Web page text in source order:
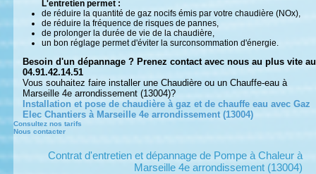
L'entretien permet :
de réduire la quantité de gaz nocifs émis par votre chaudière (NOx),
de réduire la fréquence de risques de pannes,
de prolonger la durée de vie de la chaudière,
un bon réglage permet d'éviter la surconsommation d'énergie.
Besoin d'un dépannage ? Prenez contact avec nous au plus vite au
04.91.42.14.51
Vous souhaitez faire installer une Chaudière ou un Chauffe-eau à
Marseille 4e arrondissement (13004)?
Installation et pose de chaudière à gaz et de chauffe eau avec Gaz
Elec Chantiers à Marseille 4e arrondissement (13004)
Consultez nos tarifs
Nous contacter
Contrat d'entretien et dépannage de Pompe à Chaleur à
Marseille 4e arrondissement (13004)